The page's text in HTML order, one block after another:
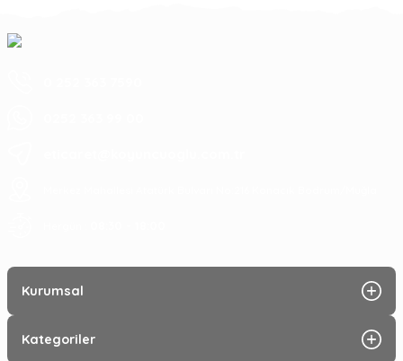
Kurumsal
Kategoriler